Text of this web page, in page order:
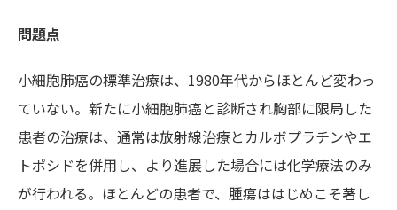
問題点
小細胞肺癌の標準治療は、1980年代からほとんど変わっ
ていない。新たに小細胞肺癌と診断され胸部に限局した
患者の治療は、通常は放射線治療とカルボプラチンやエ
トポシドを併用し、より進展した場合には化学療法のみ
が行われる。ほとんどの患者で、腫瘍ははじめこそ著し